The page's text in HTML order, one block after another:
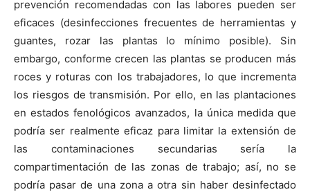
prevención recomendadas con las labores pueden ser
eficaces (desinfecciones frecuentes de herramientas y
guantes, rozar las plantas lo mínimo posible). Sin
embargo, conforme crecen las plantas se producen más
roces y roturas con los trabajadores, lo que incrementa
los riesgos de transmisión. Por ello, en las plantaciones
en estados fenológicos avanzados, la única medida que
podría ser realmente eficaz para limitar la extensión de
las contaminaciones secundarias sería la
compartimentación de las zonas de trabajo; así, no se
podría pasar de una zona a otra sin haber desinfectado